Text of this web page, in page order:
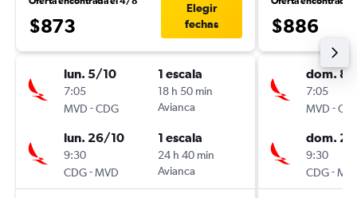
$873
Elegir
fechas
lun. 5/10
7:05
MVD -CDG
1 escala
18 h 50 min
Avianca
lun. 26/10
9:30
CDG-MVD
1 escala
24 h 40 min
Avianca
$886
dom. 8/
7:05
MVD -
dom.
9:30
CDG-